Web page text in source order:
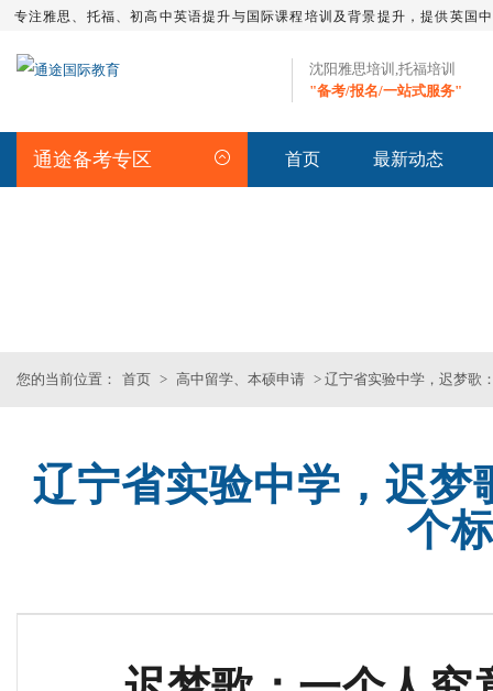
专注雅思、托福、初高中英语提升与国际课程培训及背景提升，提供英国
沈阳雅思培训,托福培训
"备考/报名/一站式服务"
通途备考专区 首页 最新动态
您的当前位置： 首页 > 高中留学、本硕申请 > 辽宁省实验中学，迟梦歌
辽宁省实验中学，迟梦
个
雅思短期班 托